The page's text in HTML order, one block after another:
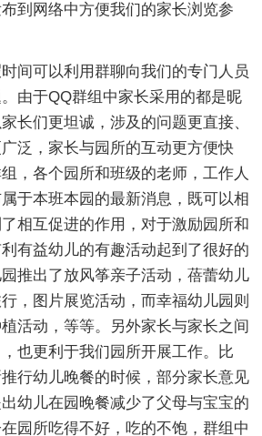
到网络中方便我们的家长浏览参
间可以利用群聊向我们的专门人员
由于QQ群组中家长采用的都是昵
长们更坦诚，涉及的问题更直接、
泛，家长与园所的互动更方便快
，各个园所和班级的老师，工作人
于本班本园的最新消息，既可以相
相互促进的作用，对于激励园所和
有益幼儿的有趣活动起到了很好的
推出了放风筝亲子活动，蓓蕾幼儿
，图片展览活动，而幸福幼儿园则
活动，等等。另外家长与家长之间
也更利于我们园所开展工作。比
行幼儿晚餐的时候，部分家长意见
幼儿在园晚餐减少了父母与宝宝的
园所吃得不好，吃的不饱，群组中